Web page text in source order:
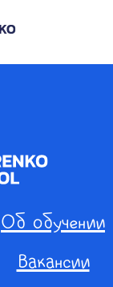
Об обучении
Вакансии